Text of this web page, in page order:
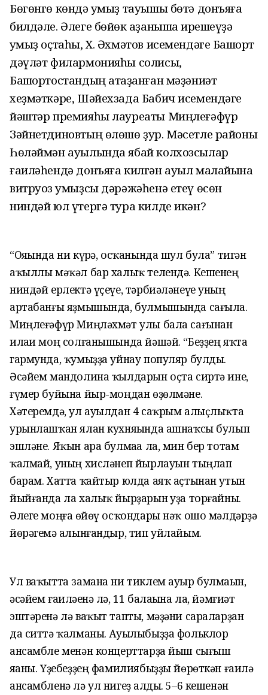
Бөгөнгө көндә ҡумыҙ тауышы бөтә донъяға
билдәле. Әлеге бөйөк ҡаҙанышҡа ирешеүҙә
ҡумыҙ оҫтаһы, Х. Әхмәтов исемендәге Башҡорт
дәүләт филармонияһы солисы,
Башҡортостандың атҡаҙанған мәҙәниәт
хеҙмәткәре, Шәйехзада Бабич исемендәге
йәштәр премияһы лауреаты Миңлеғәфүр
Зәйнетдиновтың өлөшө ҙур. Мәсетле районы
Һөләймән ауылында ябай колхозсылар
ғаиләһендә донъяға килгән ауыл малайына
витруоз ҡумыҙсы дәрәжәһенә етеү өсөн
ниндәй юл үтергә тура килде икән?
“Ояһында ни күрһә, осҡанында шул була” тигән
аҡыллы мәҡәл бар халыҡ телендә. Кешенең
ниндәй ерлектә үҫеүе, тәрбиәләнеүе уның
артабанғы яҙмышында, булмышында сағыла.
Миңлеғәфүр Миңләхмәт улы бала сағынан
илаһи моң солғанышында йәшәй. “Беҙҙең яҡта
гармунда, ҡумыҙҙа уйнау популяр булды.
Әсәйем мандолина ҡылдарын оҫта сиртә ине,
ғүмер буйына йыр-моңдан өҙөлмәне.
Хәтеремдә, ул ауылдан 4 саҡрым алыҫлыҡта
урынлашҡан ялан кухняһында ашнаҡсы булып
эшләне. Яҡын ара булмаһа ла, мин бер тотам
ҡалмай, уның хисләнеп йырлауын тыңлап
барам. Хатта ҡайтыр юлда аяҡ аҫтынан утын
йыйғанда ла халыҡ йырҙарын һуҙа торғайны.
Әлеге моңға һөйөү осҡондары нәҡ ошо мәлдәрҙә
йөрәгемә һалынғандыр, тип уйлайым.
Ул ваҡытта замана ни тиклем ауыр булмаһын,
әсәйем ғаиләһенә лә, 11 балаһына ла, йәмғиәт
эштәренә лә ваҡыт тапты, мәҙәни сараларҙан
да ситтә ҡалманы. Ауылыбыҙҙа фольклор
ансамбле менән концерттарҙа йыш сығыш
яһаны. Үҙебеҙҙең фамилиябыҙҙы йөрөткән ғаилә
ансамбленә лә ул нигеҙ һалды. 5–6 кешенән